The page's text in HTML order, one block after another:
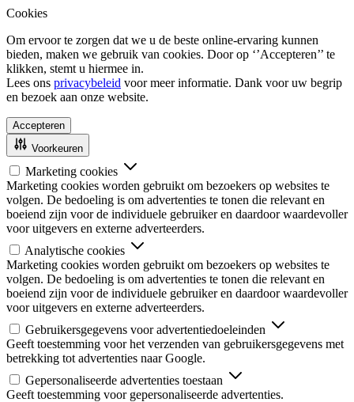
Cookies
Om ervoor te zorgen dat we u de beste online-ervaring kunnen
bieden, maken we gebruik van cookies. Door op ‘’Accepteren’’ te
klikken, stemt u hiermee in.
Lees ons privacybeleid voor meer informatie. Dank voor uw begrip
en bezoek aan onze website.
Accepteren
Voorkeuren
Marketing cookies
Marketing cookies worden gebruikt om bezoekers op websites te
volgen. De bedoeling is om advertenties te tonen die relevant en
boeiend zijn voor de individuele gebruiker en daardoor waardevoller
voor uitgevers en externe adverteerders.
Analytische cookies
Marketing cookies worden gebruikt om bezoekers op websites te
volgen. De bedoeling is om advertenties te tonen die relevant en
boeiend zijn voor de individuele gebruiker en daardoor waardevoller
voor uitgevers en externe adverteerders.
Gebruikersgegevens voor advertentiedoeleinden
Geeft toestemming voor het verzenden van gebruikersgegevens met
betrekking tot advertenties naar Google.
Gepersonaliseerde advertenties toestaan
Geeft toestemming voor gepersonaliseerde advertenties.